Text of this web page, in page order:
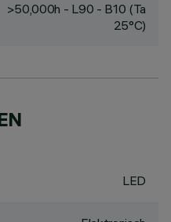
>50,000h - L90 - B10 (Ta
25°C)
LED